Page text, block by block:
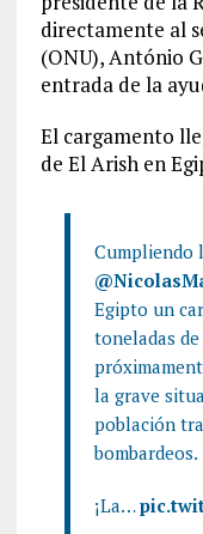
directamente al
(ONU), António
entrada de la
El cargamento
de El Arish en
Cumpliendo
Egipto un
toneladas
la grave
población
bombardeos.
¡La…